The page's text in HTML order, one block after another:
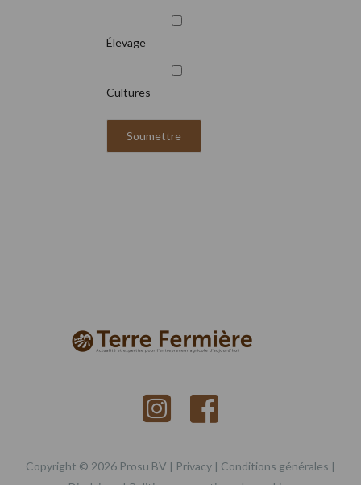
Élevage
Cultures
Copyright © 2026 Prosu BV | Privacy | Conditions générales |